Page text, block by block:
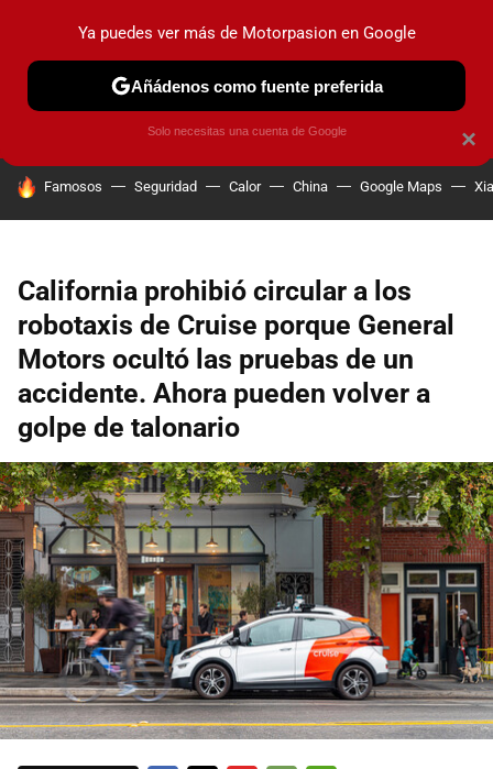
PRUEBAS COCHES ELÉCTRICOS OBSERVATORIO
HOY SE HABLA DE
Famosos Seguridad Calor China Google Maps
California prohibió circular a los
robotaxis de Cruise porque General
Motors ocultó las pruebas de un
accidente. Ahora pueden volver a
golpe de talonario
×
Ya puedes ver más de Motorpasion en Google
Añádenos como fuente preferida
Solo necesitas una cuenta de Google